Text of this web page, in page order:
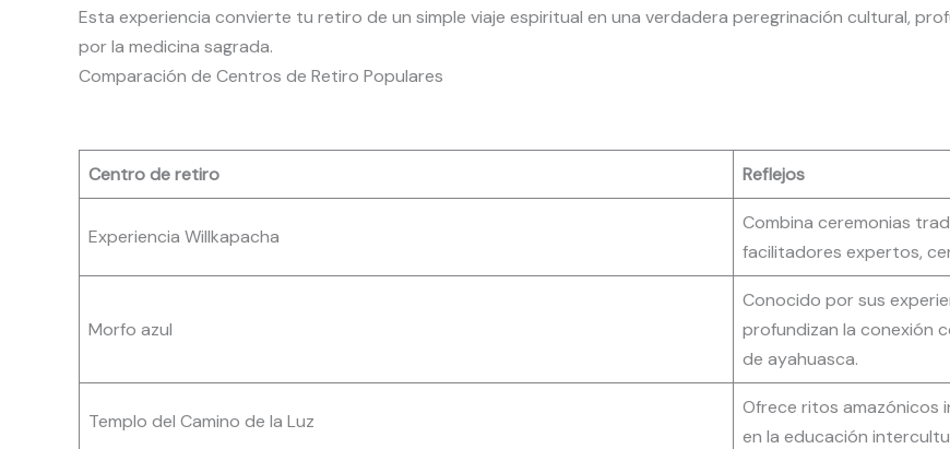
Esta experiencia convierte tu retiro de un simple viaje espiritual en una verdadera peregrinación cultural,
por la medicina sagrada.
Comparación de Centros de Retiro Populares
Centro de retiro Reflejos
Experiencia Willkapacha
Combina ceremonias
facilitadores expertos,
Morfo azul
Conocido por sus
profundizan la conexión
de ayahuasca.
Templo del Camino de la Luz
Ofrece ritos amazónicos
en la educación